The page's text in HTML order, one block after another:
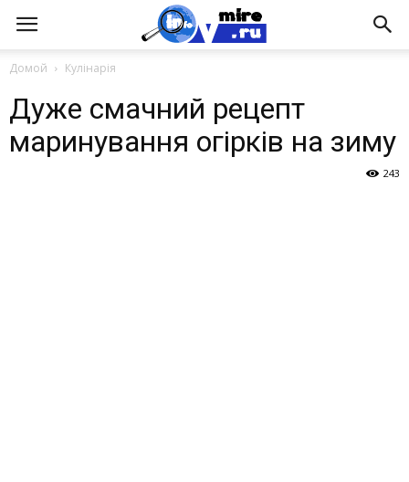
Домой Кулінарія
Дуже смачний рецепт
маринування огірків на зиму
243